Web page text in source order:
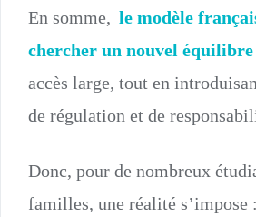
En somme, le modèle
chercher un nouvel équilibre
accès large, tout en
de régulation et de
Donc, pour de nombreux
familles, une réalité s’impose :